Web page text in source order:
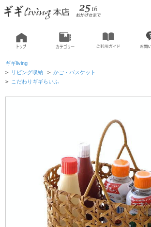
ギギliving
> リビング収納 > かご・バスケット
> こだわりギギらいふ